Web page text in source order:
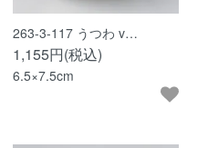
263-3-117 うつわ v…
1,155円(税込)
6.5×7.5cm